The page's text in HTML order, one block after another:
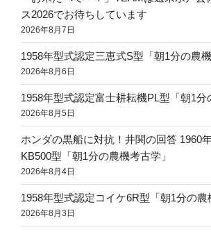
ス2026でお待ちしています
2026年8月7日
1958年型式認定三恵式S型「朝1分の農機
2026年8月6日
1958年型式認定富士耕耘機PL型「朝1分
2026年8月5日
ホンダの黒船に対抗！井関の回答 1960
KB500型「朝1分の農機考古学」
2026年8月4日
1958年型式認定コイケ6R型「朝1分の農
2026年8月3日